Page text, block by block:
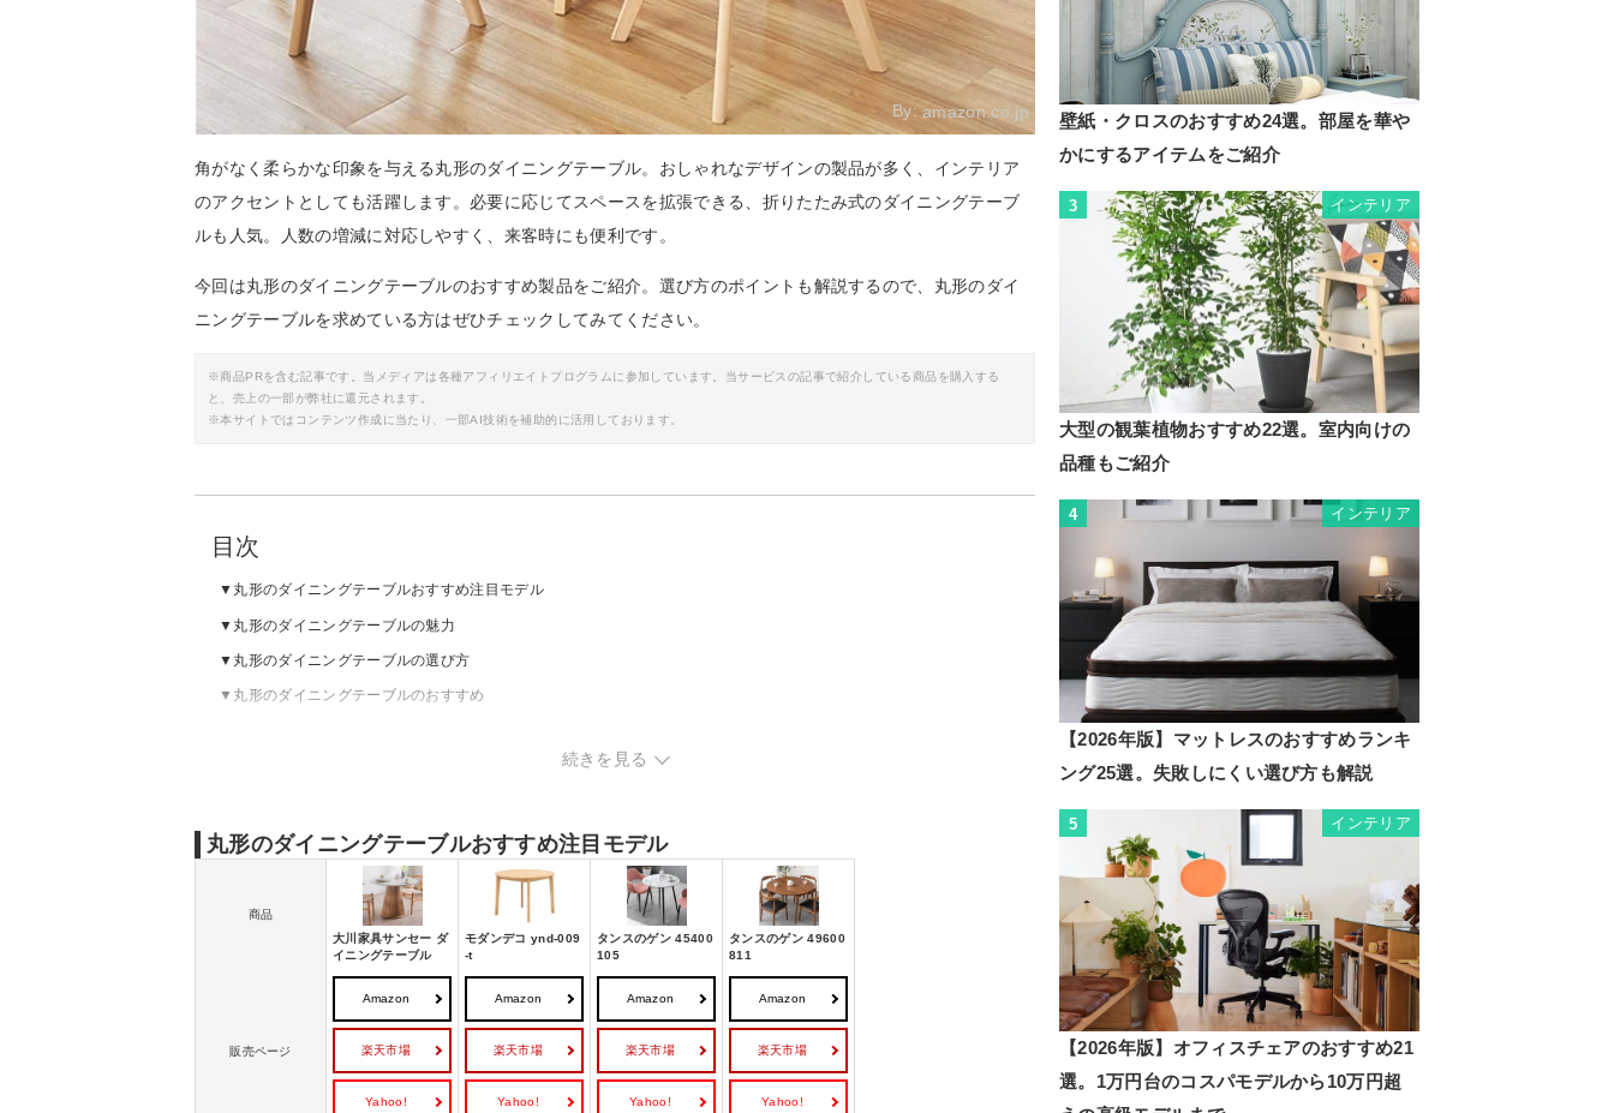
By:amazon.co.jp
角がなく柔らかな印象を与える丸形のダイニングテーブル。おしゃれなデザインの製品が多く、インテリア
のアクセントとしても活躍します。必要に応じてスペースを拡張できる、折りたたみ式のダイニングテーブ
ルも人気。人数の増減に対応しやすく、来客時にも便利です。
今回は丸形のダイニングテーブルのおすすめ製品をご紹介。選び方のポイントも解説するので、丸形のダイ
ニングテーブルを求めている方はぜひチェックしてみてください。
※商品PRを含む記事です。当メディアは各種アフィリエイトプログラムに参加しています。当サービスの記事で紹介している商品を購入する
と、売上の一部が弊社に還元されます。
※本サイトではコンテンツ作成に当たり、一部AI技術を補助的に活用しております。
目次
丸形のダイニングテーブルおすすめ注目モデル
丸形のダイニングテーブルの魅力
丸形のダイニングテーブルの選び方
丸形のダイニングテーブルのおすすめ
続きを見る
丸形のダイニングテーブルおすすめ注目モデル
商品
大川家具サンセー ダ
イニングテーブル
モダンデコ ynd-009
-t
タンスのゲン 45400
105
タンスのゲン 49600
811
販売ページ
Amazon
楽天市場
Yahoo!
Amazon
楽天市場
Yahoo!
Amazon
楽天市場
Yahoo!
Amazon
楽天市場
Yahoo!
壁紙・クロスのおすすめ24選。部屋を華や
かにするアイテムをご紹介
3 インテリア
大型の観葉植物おすすめ22選。室内向けの
品種もご紹介
4 インテリア
【2026年版】マットレスのおすすめランキ
ング25選。失敗しにくい選び方も解説
5 インテリア
【2026年版】オフィスチェアのおすすめ21
選。1万円台のコスパモデルから10万円超